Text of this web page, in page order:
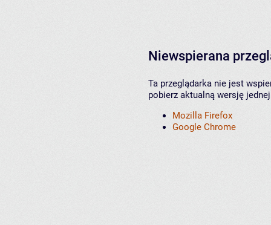
Niewspierana
Ta przeglądarka nie jest
pobierz aktualną wersję
Mozilla Firefox
Google Chrome